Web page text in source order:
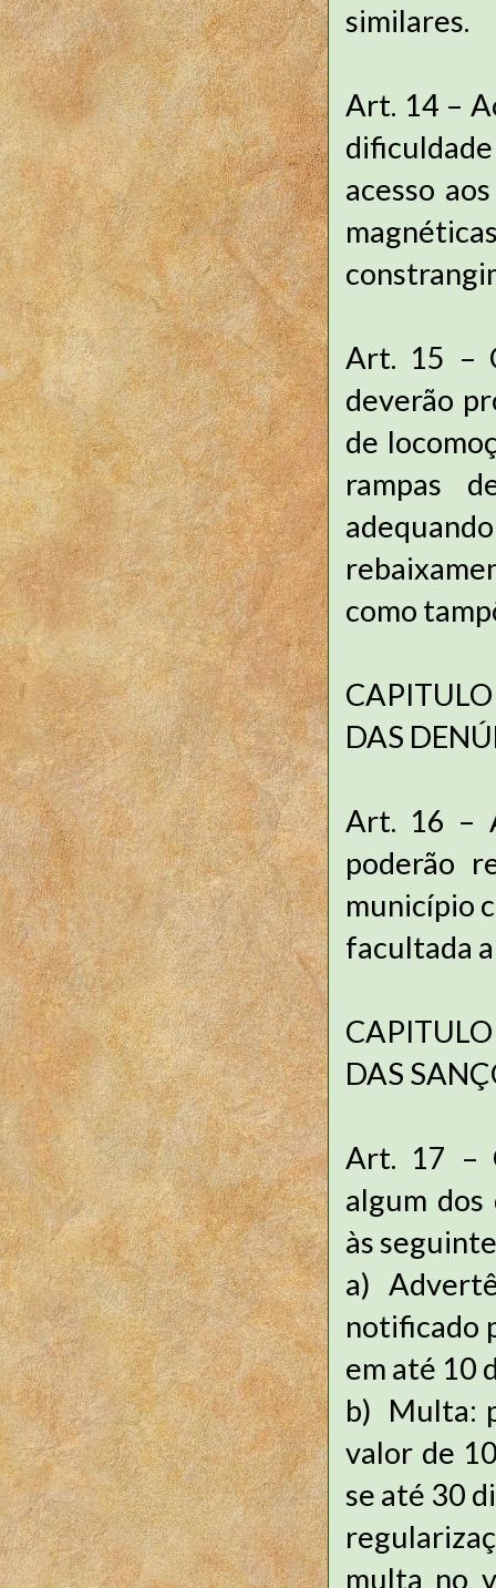
similares.
Art. 14 –
acesso
Art. 15 –
deverão
de
rampas
como
DAS
Art. 16 –
poderão
município
facultada
DAS
Art. 17 –
algum
às
a)
notificado
em até 10
b) Multa:
valor de
se até 30
multa no